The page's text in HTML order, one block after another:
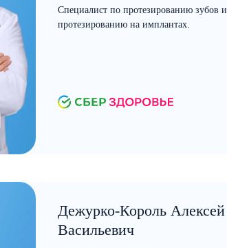
Специалист по протезированию зубов и
протезированию на имплантах.
Дежурко-Король Алексей
Васильевич